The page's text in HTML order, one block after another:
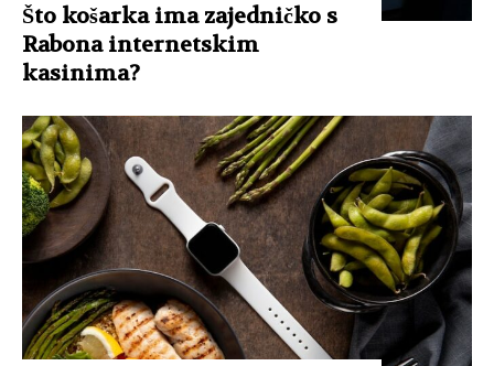
Što košarka ima zajedničko s
Rabona internetskim
kasinima?